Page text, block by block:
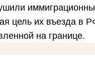
цель их въезда в
на границе.